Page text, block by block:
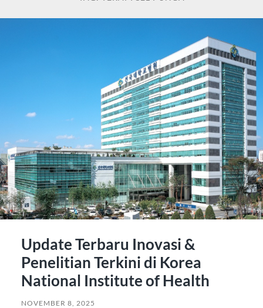
Update Terbaru Inovasi &
Penelitian Terkini di Korea
National Institute of Health
NOVEMBER 8, 2025